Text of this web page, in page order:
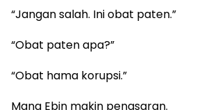
“Jangan salah. Ini obat paten.”
“Obat paten apa?”
“Obat hama korupsi.”
Mang Ebin makin penasaran.